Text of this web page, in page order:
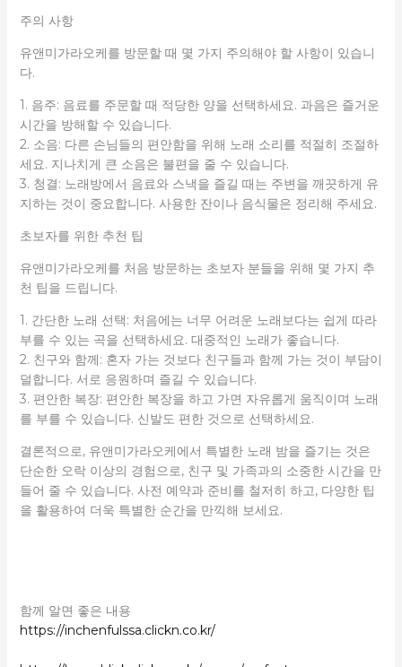
주의 사항
유앤미가라오케를 방문할 때 몇 가지 주의해야 할 사항이 있습니
다.
1. 음주: 음료를 주문할 때 적당한 양을 선택하세요. 과음은 즐거운
시간을 방해할 수 있습니다.
2. 소음: 다른 손님들의 편안함을 위해 노래 소리를 적절히 조절하
세요. 지나치게 큰 소음은 불편을 줄 수 있습니다.
3. 청결: 노래방에서 음료와 스낵을 즐길 때는 주변을 깨끗하게 유
지하는 것이 중요합니다. 사용한 잔이나 음식물은 정리해 주세요.
초보자를 위한 추천 팁
유앤미가라오케를 처음 방문하는 초보자 분들을 위해 몇 가지 추
천 팁을 드립니다.
1. 간단한 노래 선택: 처음에는 너무 어려운 노래보다는 쉽게 따라
부를 수 있는 곡을 선택하세요. 대중적인 노래가 좋습니다.
2. 친구와 함께: 혼자 가는 것보다 친구들과 함께 가는 것이 부담이
덜합니다. 서로 응원하며 즐길 수 있습니다.
3. 편안한 복장: 편안한 복장을 하고 가면 자유롭게 움직이며 노래
를 부를 수 있습니다. 신발도 편한 것으로 선택하세요.
결론적으로, 유앤미가라오케에서 특별한 노래 밤을 즐기는 것은
단순한 오락 이상의 경험으로, 친구 및 가족과의 소중한 시간을 만
들어 줄 수 있습니다. 사전 예약과 준비를 철저히 하고, 다양한 팁
을 활용하여 더욱 특별한 순간을 만끽해 보세요.
함께 알면 좋은 내용
https://inchenfulssa.clickn.co.kr/